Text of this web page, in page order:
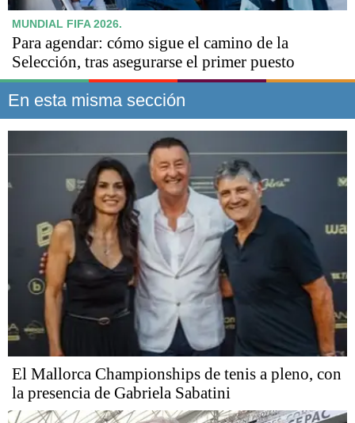
MUNDIAL FIFA 2026.
Para agendar: cómo sigue el camino de la
Selección, tras asegurarse el primer puesto
En esta misma sección
El Mallorca Championships de tenis a pleno, con
la presencia de Gabriela Sabatini